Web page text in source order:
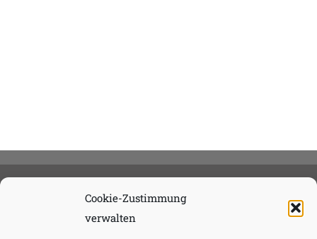
Cookie-Zustimmung
verwalten